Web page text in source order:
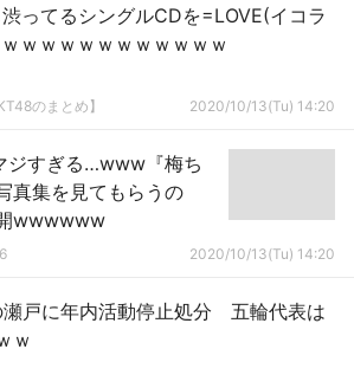
渋ってるシングルCDを=LOVE(イコラ
ｗｗｗｗｗｗｗｗｗｗｗ
のまとめ】 2020/10/13(Tu) 14:20
ジすぎる…www『梅ち
真集を見てもらうの
wwwwww
2020/10/13(Tu) 14:20
瀬戸に年内活動停止処分 五輪代表は
ｗ